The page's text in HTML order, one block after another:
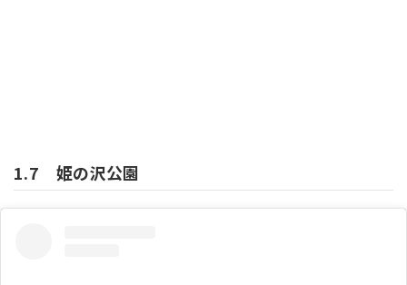
1.7 姫の沢公園